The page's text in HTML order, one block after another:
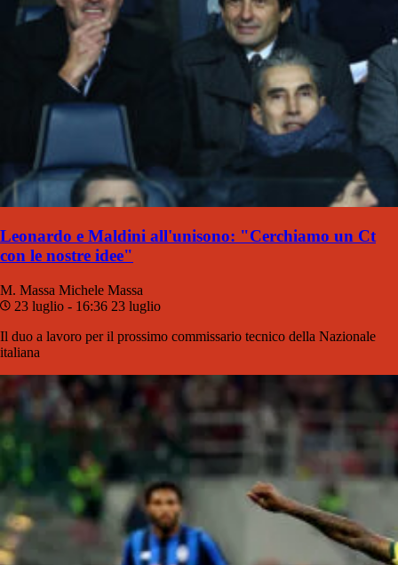
Leonardo e Maldini all'unisono: "Cerchiamo un Ct
con le nostre idee"
M. Massa Michele Massa
23 luglio - 16:36 23 luglio
Il duo a lavoro per il prossimo commissario tecnico della Nazionale
italiana